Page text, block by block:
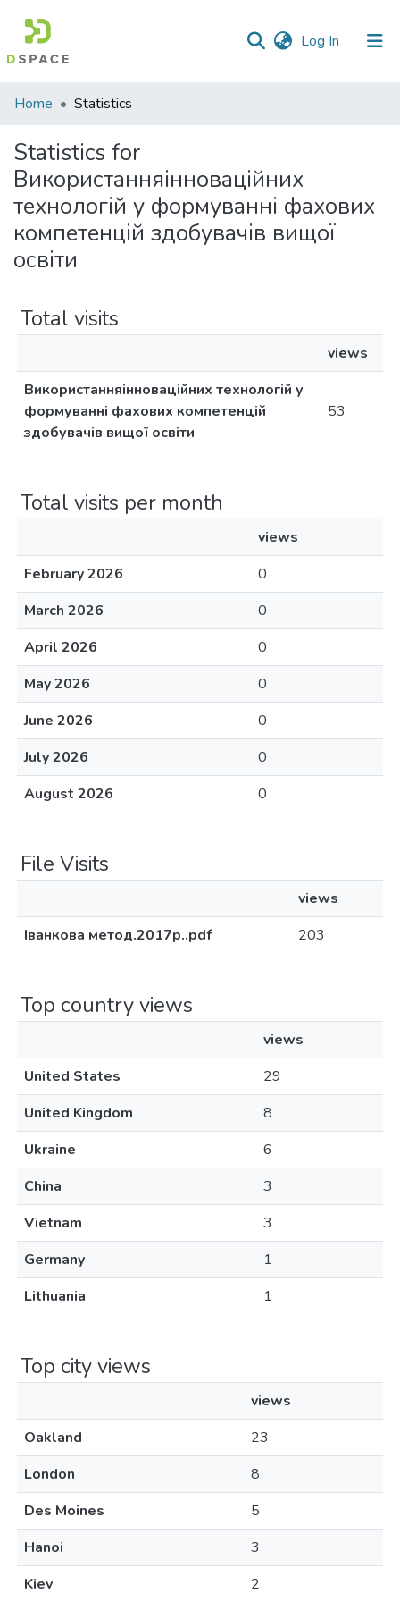
Log In (current)
Communities
Collections
All of DSpace
Home Statistics
Statistics for
Використанняінноваційних
технологій у формуванні фахових
компетенцій здобувачів вищої
освіти
Total visits
views
Використанняінноваційних технологій у
формуванні фахових компетенцій
здобувачів вищої освіти
53
Total visits per month
views
February 2026
0
March 2026
0
April 2026
0
May 2026
0
June 2026
0
July 2026
0
August 2026
0
File Visits
views
Іванкова метод.2017р..pdf
203
Top country views
views
United States
29
United Kingdom
8
Ukraine
6
China
3
Vietnam
3
Germany
1
Lithuania
1
Top city views
views
Oakland
23
London
8
Des Moines
5
Hanoi
3
Kiev
2